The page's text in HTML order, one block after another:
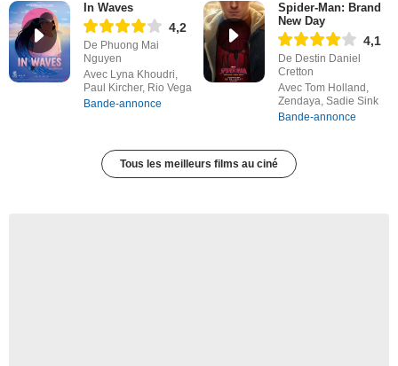
In Waves
4,2
De Phuong Mai
Nguyen
Avec Lyna Khoudri,
Paul Kircher, Rio Vega
Bande-annonce
Spider-Man: Brand
New Day
4,1
De Destin Daniel
Cretton
Avec Tom Holland,
Zendaya, Sadie Sink
Bande-annonce
Tous les meilleurs films au ciné